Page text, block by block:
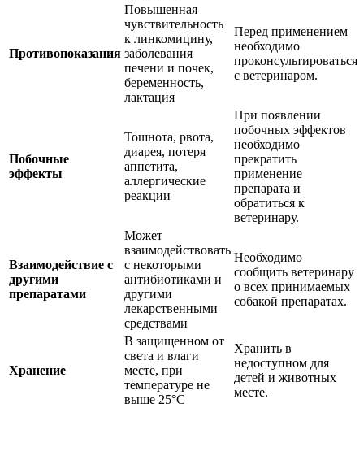
Противопоказания
Повышенная
чувствительность
к линкомицину,
заболевания
печени и почек,
беременность,
лактация
Перед применением
необходимо
проконсультироваться
с ветеринаром.
Побочные
эффекты
Тошнота, рвота,
диарея, потеря
аппетита,
аллергические
реакции
При появлении
побочных эффектов
необходимо
прекратить
применение
препарата и
обратиться к
ветеринару.
Взаимодействие с
другими
препаратами
Может
взаимодействовать
с некоторыми
антибиотиками и
другими
лекарственными
средствами
Необходимо
сообщить ветеринару
о всех принимаемых
собакой препаратах.
Хранение
В защищенном от
света и влаги
месте, при
температуре не
выше 25°C
Хранить в
недоступном для
детей и животных
месте.